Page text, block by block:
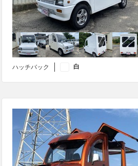
ハッチバック 白